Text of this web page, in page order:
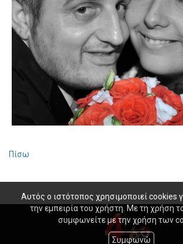
Πίσω
Αυτός ο ιστότοπος χρησιμοποιεί cookies
την εμπειρία του χρήστη. Με τη χρήση
συμφωνείτε με την χρήση των
Συμφωνώ